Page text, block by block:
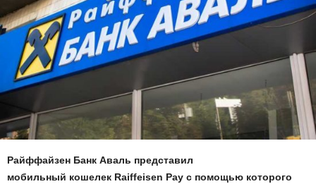
Райффайзен Банк Аваль представил
мобильный кошелек Raiffeisen Pay с помощью которого